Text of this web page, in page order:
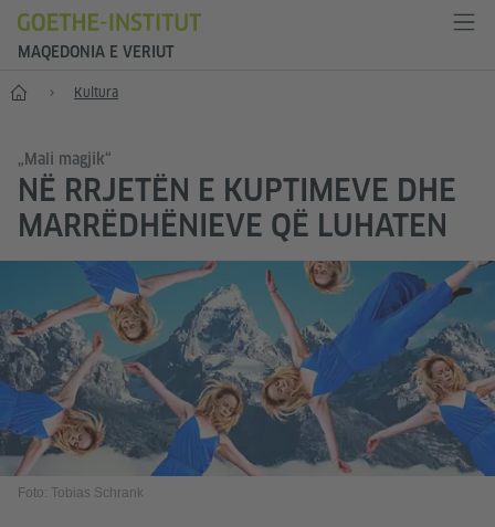
MAQEDONIA E VERIUT
Fillimi Kultura
„Mali magjik“
NË RRJETËN E KUPTIMEVE DHE
MARRËDHËNIEVE QË LUHATEN
Foto: Tobias Schrank